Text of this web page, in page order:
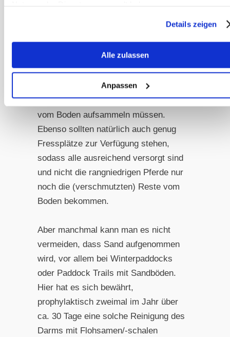
Details zeigen
Alle zulassen
Anpassen
das Pferd übermäßig Sand aufnimmt.
Hier kann Abhilfe geschaffen werden,
in dem man das Heu in Heunetzen
anbietet und immer ausreichend Heu
zur Verfügung steht, damit die Pferde
nicht unbedingt das verunreinigt Futter
vom Boden aufsammeln müssen.
Ebenso sollten natürlich auch genug
Fressplätze zur Verfügung stehen,
sodass alle ausreichend versorgt sind
und nicht die rangniedrigen Pferde nur
noch die (verschmutzten) Reste vom
Boden bekommen.
Aber manchmal kann man es nicht
vermeiden, dass Sand aufgenommen
wird, vor allem bei Winterpaddocks
oder Paddock Trails mit Sandböden.
Hier hat es sich bewährt,
prophylaktisch zweimal im Jahr über
ca. 30 Tage eine solche Reinigung des
Darms mit Flohsamen/-schalen